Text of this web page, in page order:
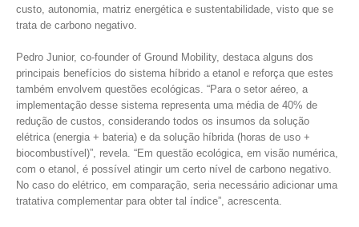
custo, autonomia, matriz energética e sustentabilidade, visto que se
trata de carbono negativo.
Pedro Junior, co-founder of Ground Mobility, destaca alguns dos
principais benefícios do sistema híbrido a etanol e reforça que estes
também envolvem questões ecológicas. “Para o setor aéreo, a
implementação desse sistema representa uma média de 40% de
redução de custos, considerando todos os insumos da solução
elétrica (energia + bateria) e da solução híbrida (horas de uso +
biocombustível)”, revela. “Em questão ecológica, em visão numérica,
com o etanol, é possível atingir um certo nível de carbono negativo.
No caso do elétrico, em comparação, seria necessário adicionar uma
tratativa complementar para obter tal índice”, acrescenta.